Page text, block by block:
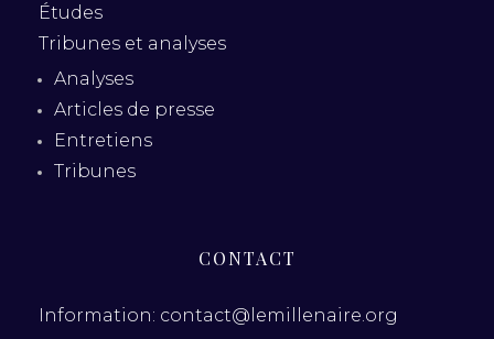
Études
Tribunes et analyses
Analyses
Articles de presse
Entretiens
Tribunes
CONTACT
Information: contact@lemillenaire.org